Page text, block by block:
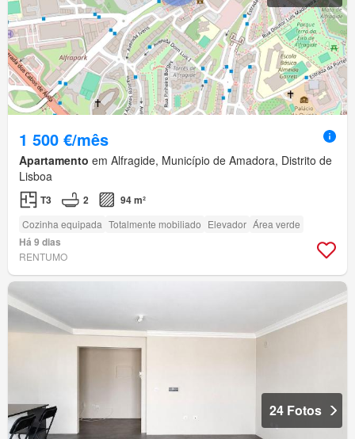
1 500 €/mês
Apartamento em Alfragide, Município de Amadora, Distrito de
Lisboa
T3 2 94 m²
Cozinha equipada Totalmente mobiliado Elevador Área verde
Há 9 dias
RENTUMO
24 Fotos